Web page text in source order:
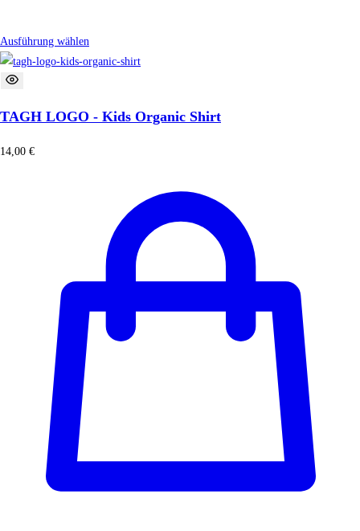
Ausführung wählen
TAGH LOGO - Kids Organic Shirt
14,00 €